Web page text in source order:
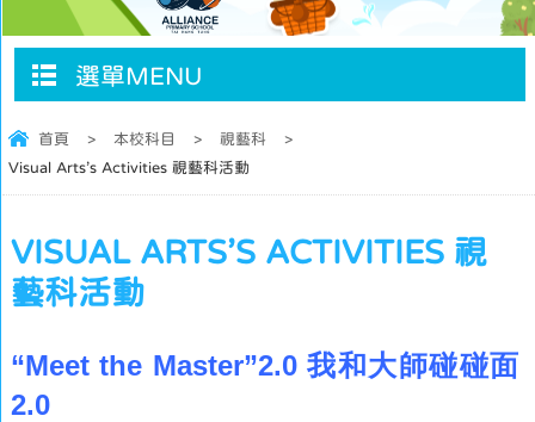
選單MENU
首頁 > 本校科目 > 視藝科
>
Visual Arts’s Activities 視藝科活動
VISUAL ARTS’S ACTIVITIES 視
藝科活動
“Meet the Master”2.0 我和大師碰碰面
2.0